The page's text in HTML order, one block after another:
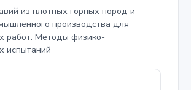
из плотных горных пород и
производства для
работ. Методы физико-
испытаний